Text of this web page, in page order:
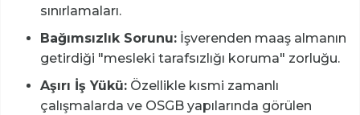
sınırlamaları.
Bağımsızlık Sorunu: İşverenden maaş almanın
getirdiği "mesleki tarafsızlığı koruma" zorluğu.
Aşırı İş Yükü: Özellikle kısmi zamanlı
çalışmalarda ve OSGB yapılarında görülen